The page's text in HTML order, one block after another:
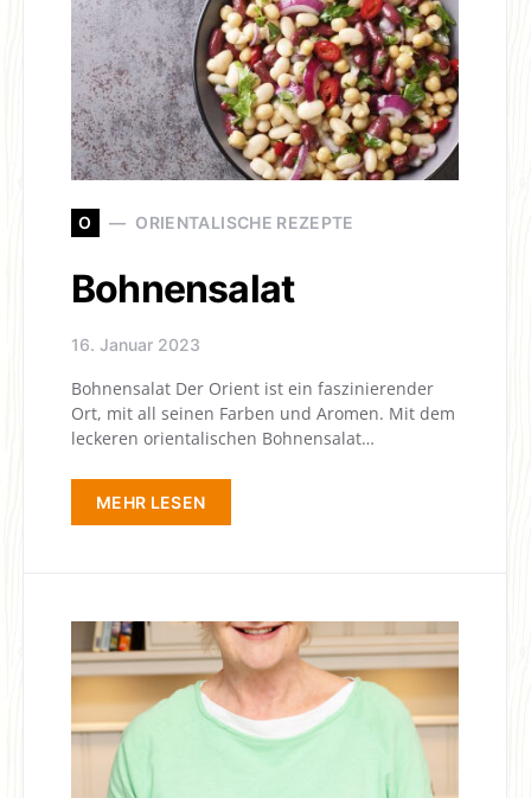
O ORIENTALISCHE REZEPTE
Bohnensalat
16. Januar 2023
Bohnensalat Der Orient ist ein faszinierender
Ort, mit all seinen Farben und Aromen. Mit dem
leckeren orientalischen Bohnensalat…
MEHR LESEN